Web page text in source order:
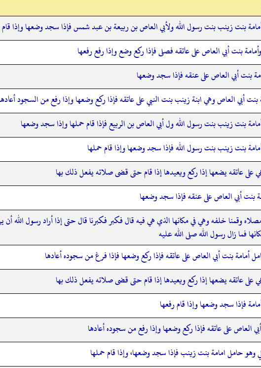
بنت زينب بنت رسول الله ولأبي العاص بن ربيعة بن عبد شمس فإذا سجد وضعها وإذا قام
بنت أبي العاص على عاتقه فصلى فإذا ركع وضع وإذا رفع رفعها
بنت أبي العاص على عنقه فإذا سجد وضعها
بنت أبي العاص وهي ابنة زينب بنت النبي على عاتقه فإذا ركع وضعها وإذا رفع من السجود
بنت زينب بنت رسول الله ول أبي العاص بن الربيع فإذا قام حملها وإذا سجد وضعها
بنت زينب بنت رسول الله فإذا سجد وضعها وإذا قام حملها
على عاتقه يضعها إذا ركع ويعيدها إذا قام حتى قضى صلاته يفعل ذلك بها
بنت أبي العاص على عنقه فإذا سجد وضعها
وقمنا خلفه وهي في مكانها الذي هي فيه قال فكبر فكبرنا قال حتى إذا أراد رسول
فما زال رسول الله صلى الله عليه
أمامة بنت أبي العاص على عاتقه فإذا ركع وضعها فإذا فرغ من سجوده أعادها
على عاتقه يضعها إذا ركع ويعيدها إذا قام حتى قضى صلاته يفعل ذلك بها
فإذا سجد وضعها وإذا قام رفعها
العاص على عاتقه فإذا ركع وضعها وإذا رفع من سجوده أعادها
وهو حامل امامة بنت زينب فإذا سجد وضعها،‏‏‏‏ وإذا قام حملها